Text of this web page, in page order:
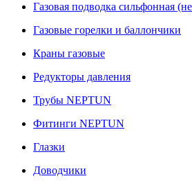
Газовая подводка сильфонная
Газовые горелки и баллончики
Краны газовые
Редукторы давления
Трубы NEPTUN
Фитинги NEPTUN
Глазки
Доводчики